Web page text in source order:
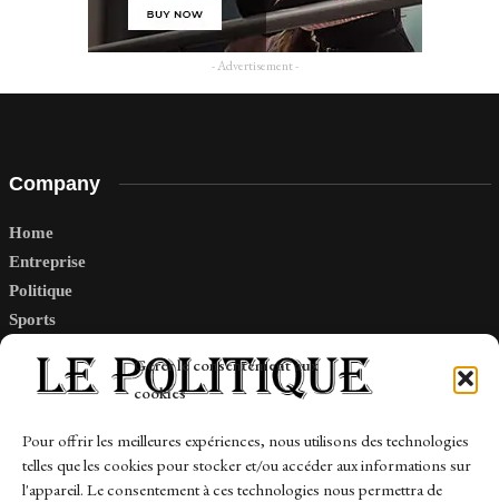
Gérer le consentement aux
cookies
Pour offrir les meilleures expériences, nous utilisons des technologies
telles que les cookies pour stocker et/ou accéder aux informations sur
l'appareil. Le consentement à ces technologies nous permettra de
- Advertisement -
Company
Home
Entreprise
Politique
Sports
Links